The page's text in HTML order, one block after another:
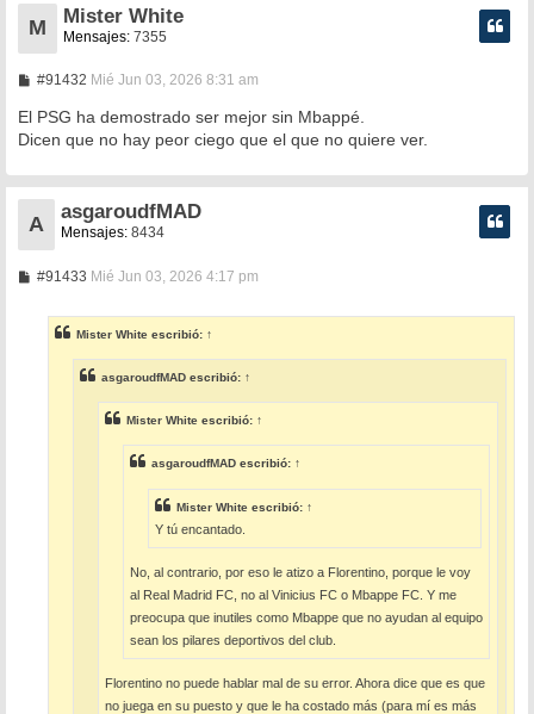
M
Mister White
Mensajes: 7355
#91432M
n
a
e
Mié Jun 03, 2026 8:31 am
El PSG ha demostrado ser mejor sin Mbappé.
Dicen que no hay peor ciego que el que no quiere ver.
A
asgaroudfMAD
Mensajes: 8434
#91433M
a
j
e
Mié Jun 03, 2026 4:17 pm
Mister White escribió: ↑
asgaroudfMAD escribió: ↑
Mister White escribió: ↑
asgaroudfMAD escribió: ↑
Mister White escribió: ↑
Y tú encantado.
No, al contrario, por eso le atizo a Florentino, porque le voy
al Real Madrid FC, no al Vinicius FC o Mbappe FC. Y me
preocupa que inutiles como Mbappe que no ayudan al equipo
sean los pilares deportivos del club.
Florentino no puede hablar mal de su error. Ahora dice que es que
no juega en su puesto y que le ha costado más (para mí es más